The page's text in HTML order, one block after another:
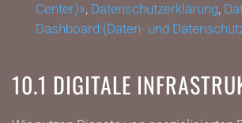
Center)», Datenschutzerklärung,
Dashboard (Daten- und
10.1 DIGITALE